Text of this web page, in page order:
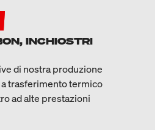
INCHIOSTRI
di nostra produzione
trasferimento termico
ad alte prestazioni